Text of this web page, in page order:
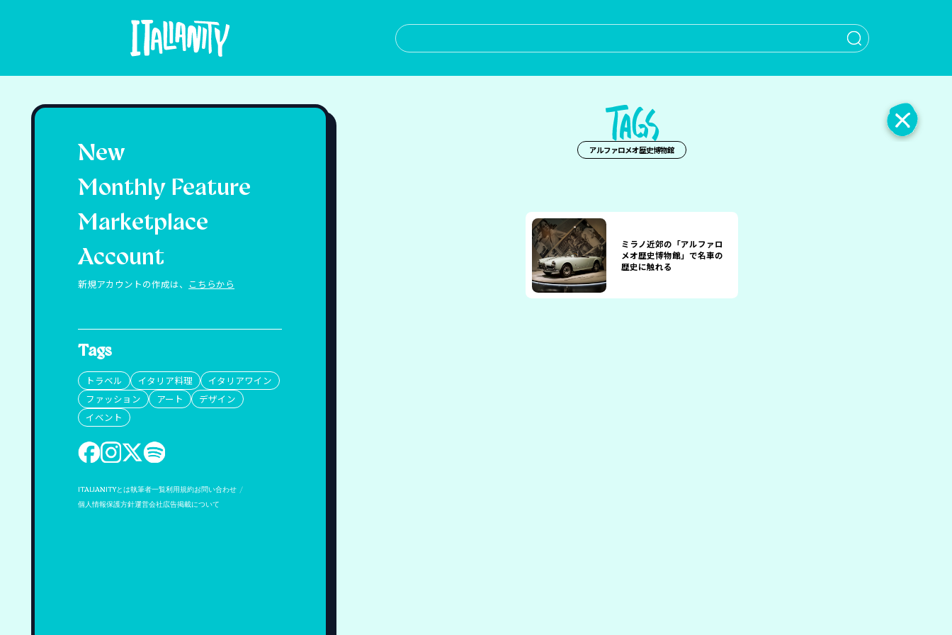
When
New
Monthly Feature
Marketplace
Account
新規アカウントの作成は、 こちらから
Tags
トラベル イタリア料理
イタリアワイン
ファッション
アート
デザイン
イベント
ITALIANITYとは執筆者一覧利用規約お問い合わせ
個人情報保護方針運営会社広告掲載について
アルファロメオ歴史博物館
ミラノ近郊の「アルファロ
メオ歴史博物館」で名車の
歴史に触れる